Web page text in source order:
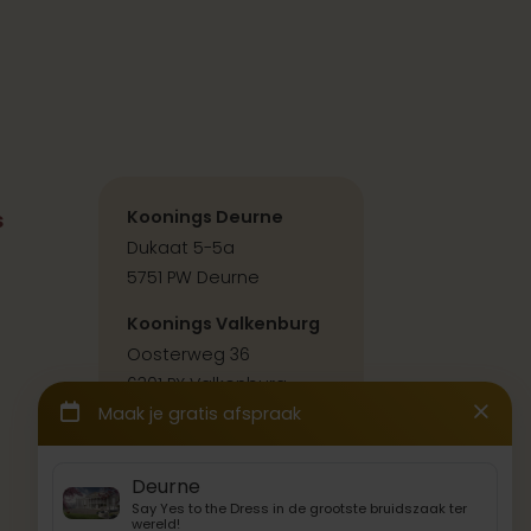
Koonings Deurne
Dukaat 5-5a
5751 PW Deurne
Koonings Valkenburg
Oosterweg 36
6301 PX Valkenburg
Contact & route